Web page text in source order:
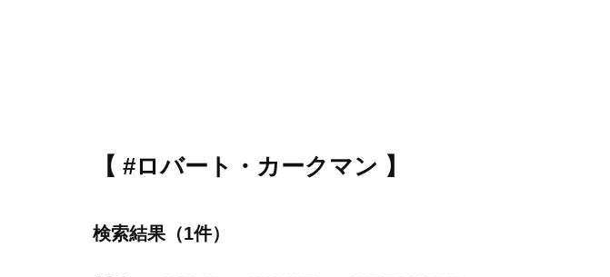
【 #ロバート・カークマン 】
検索結果（1件）